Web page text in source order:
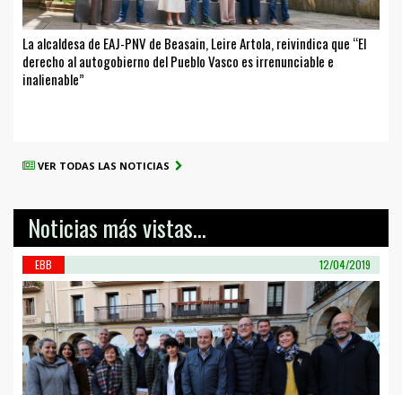
La alcaldesa de EAJ-PNV de Beasain, Leire Artola, reivindica que “El
derecho al autogobierno del Pueblo Vasco es irrenunciable e
inalienable”
VER TODAS LAS NOTICIAS
Noticias más vistas...
EBB 12/04/2019